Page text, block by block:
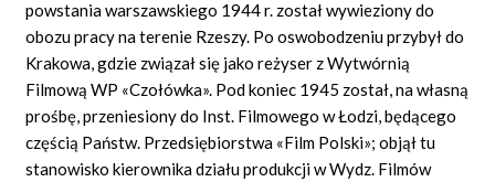
powstania warszawskiego 1944 r. został wywieziony do
obozu pracy na terenie Rzeszy. Po oswobodzeniu przybył do
Krakowa, gdzie związał się jako reżyser z Wytwórnią
Filmową WP «Czołówka». Pod koniec 1945 został, na własną
prośbę, przeniesiony do Inst. Filmowego w Łodzi, będącego
częścią Państw. Przedsiębiorstwa «Film Polski»; objął tu
stanowisko kierownika działu produkcji w Wydz. Filmów